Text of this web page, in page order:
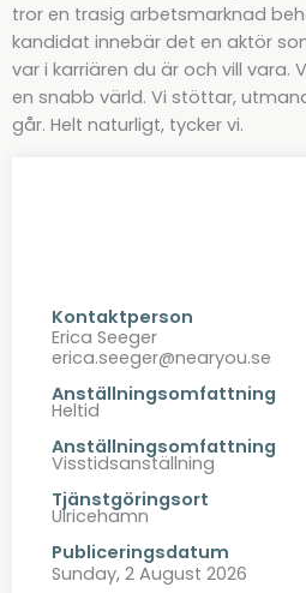
tror en trasig arbetsmarknad
kandidat innebär det en aktör
var i karriären du är och vill vara.
en snabb värld. Vi stöttar,
går. Helt naturligt, tycker vi.
Kontaktperson
Erica Seeger
erica.seeger@nearyou.se
Anställningsomfattning
Heltid
Anställningsomfattning
Visstidsanställning
Tjänstgöringsort
Ulricehamn
Publiceringsdatum
Sunday, 2 August 2026